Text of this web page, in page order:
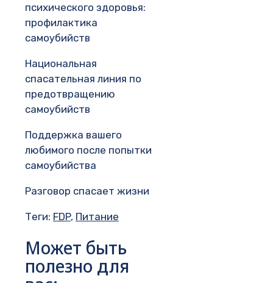
психического здоровья:
профилактика
самоубийств
Национальная
спасательная линия по
предотвращению
самоубийств
Поддержка вашего
любимого после попытки
самоубийства
Разговор спасает жизни
Теги: FDP, Питание
Может быть
полезно для